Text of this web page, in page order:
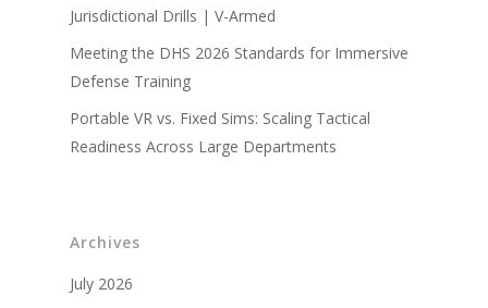
Jurisdictional Drills | V-Armed
Meeting the DHS 2026 Standards for Immersive
Defense Training
Portable VR vs. Fixed Sims: Scaling Tactical
Readiness Across Large Departments
Archives
July 2026
Partenaires militaires